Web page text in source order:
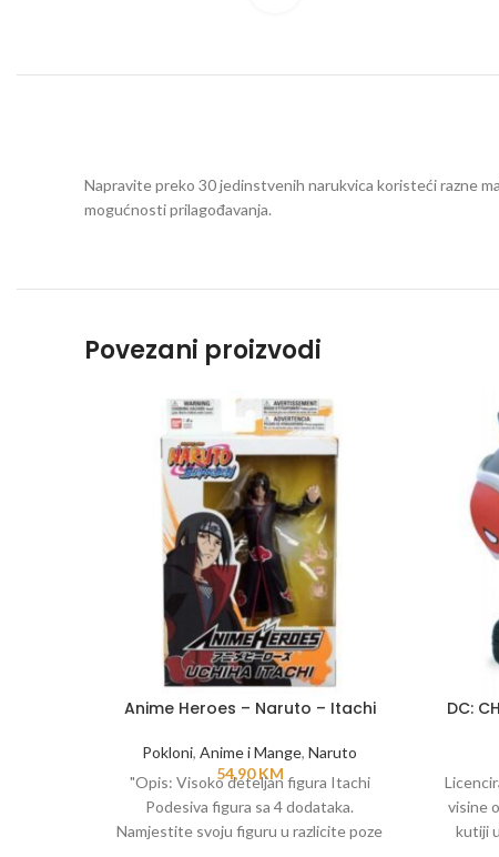
Napravite preko 30 jedinstvenih narukvica koristeći razne
mogućnosti prilagođavanja.
Povezani proizvodi
Anime Heroes – Naruto – Itachi
Pokloni, Anime i Mange, Naruto
54,90KM
"Opis: Visoko deteljan figura Itachi
Podesiva figura sa 4 dodataka.
Namjestite svoju figuru u razlicite poze
DC:
visine
kutiji